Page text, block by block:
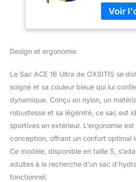
Design et ergonomie
Le Sac ACE 16 Ultra de OXSITIS se
soigné et sa couleur bleue qui lui
dynamique. Conçu en nylon, un
robustesse et sa légèreté, ce sac est
sportives en extérieur. L’ergonomie
conception, offrant un confort optimal
Ce modèle, disponible en taille S,
adultes à la recherche d’un sac
fonctionnel.